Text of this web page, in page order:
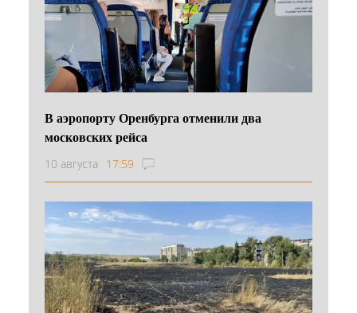
В аэропорту Оренбурга отменили два
московских рейса
10 августа 17:59